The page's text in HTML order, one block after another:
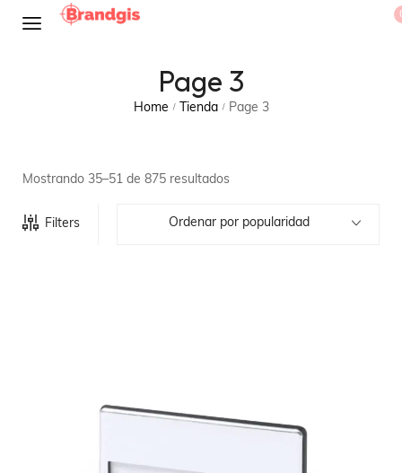
Page 3
Home / Tienda / Page 3
Mostrando 35–51 de 875 resultados
Filters Ordenar por popularidad